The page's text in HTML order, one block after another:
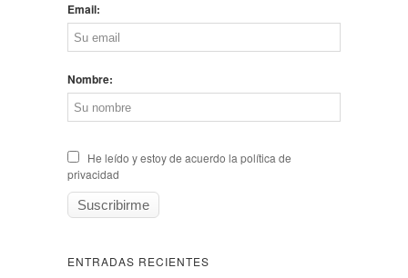
Email:
Nombre:
He leído y estoy de acuerdo la política de
privacidad
ENTRADAS RECIENTES